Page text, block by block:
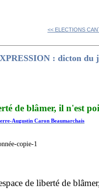
<< ELECTIONS
: dicton du
de blâmer, il n'est
Augustin Caron Beaumarchais
de liberté de